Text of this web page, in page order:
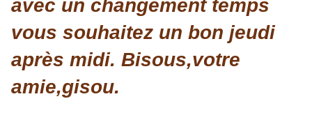
avec un changement temps
vous souhaitez un bon jeudi
après midi. Bisous,votre
amie,gisou.